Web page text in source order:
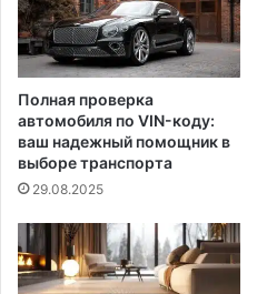
Полная проверка
автомобиля по VIN-коду:
ваш надежный помощник в
выборе транспорта
29.08.2025